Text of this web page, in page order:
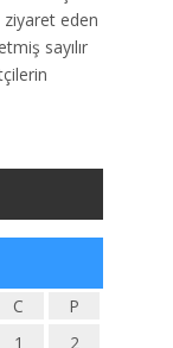
eden
sayılır
C
P
1
2